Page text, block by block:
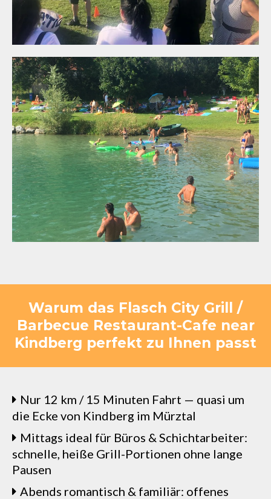
Warum das Flasch City Grill /
Barbecue Restaurant-Cafe near
Kindberg perfekt zu Ihnen passt
Nur 12 km / 15 Minuten Fahrt — quasi um
die Ecke von Kindberg im Mürztal
Mittags ideal für Büros & Schichtarbeiter:
schnelle, heiße Grill-Portionen ohne lange
Pausen
Abends romantisch & familiär: offenes